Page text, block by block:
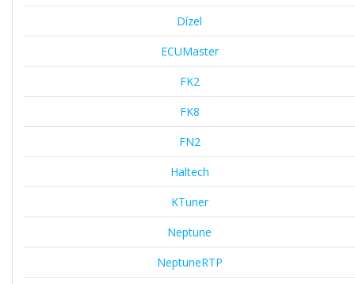
Dízel
ECUMaster
FK2
FK8
FN2
Haltech
KTuner
Neptune
NeptuneRTP